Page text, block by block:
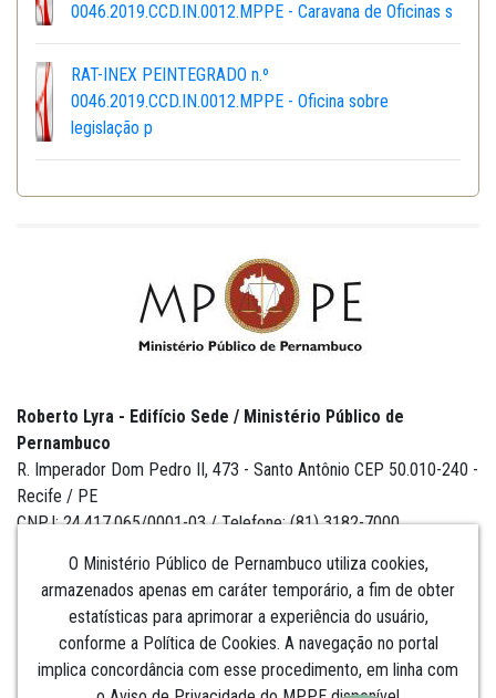
0046.2019.CCD.IN.0012.MPPE - Caravana de Oficinas s
RAT-INEX PEINTEGRADO n.º
0046.2019.CCD.IN.0012.MPPE - Oficina sobre
legislação p
O Ministério Público de Pernambuco utiliza cookies,
armazenados apenas em caráter temporário, a fim de obter
estatísticas para aprimorar a experiência do usuário,
conforme a Política de Cookies. A navegação no portal
implica concordância com esse procedimento, em linha com
Roberto Lyra - Edifício Sede / Ministério Público de
Pernambuco
R. Imperador Dom Pedro II, 473 - Santo Antônio CEP 50.010-240 -
Recife / PE
CNPJ: 24.417.065/0001-03 / Telefone: (81) 3182-7000
Institucional
Comunicação